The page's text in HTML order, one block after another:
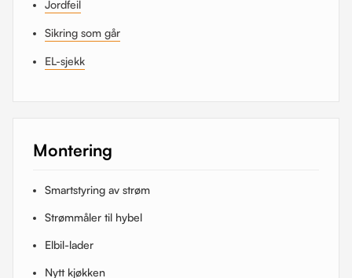
Jordfeil
Sikring som går
EL-sjekk
Montering
Smartstyring av strøm
Strømmåler til hybel
Elbil-lader
Nytt kjøkken